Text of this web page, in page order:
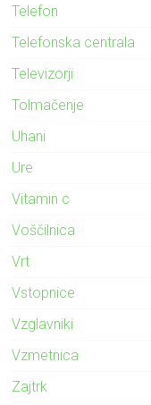
Telefon
Telefonska centrala
Televizorji
Tolmačenje
Uhani
Ure
Vitamin c
Voščilnica
Vrt
Vstopnice
Vzglavniki
Vzmetnica
Zajtrk